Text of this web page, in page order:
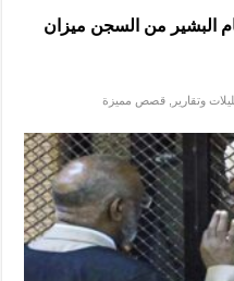
البشير من السجن ميزان
وتقارير
قصص مميزة